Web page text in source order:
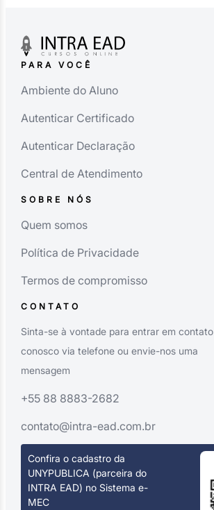
PARA VOCÊ
Ambiente do Aluno
Autenticar Certificado
Autenticar Declaração
Central de Atendimento
SOBRE NÓS
Quem somos
Política de Privacidade
Termos de compromisso
CONTATO
Sinta-se à vontade para entrar em contato
conosco via telefone ou envie-nos uma
mensagem
+55 88 8883-2682
contato@intra-ead.com.br
Confira o cadastro da
UNYPUBLICA (parceira do
INTRA EAD) no Sistema e-
MEC